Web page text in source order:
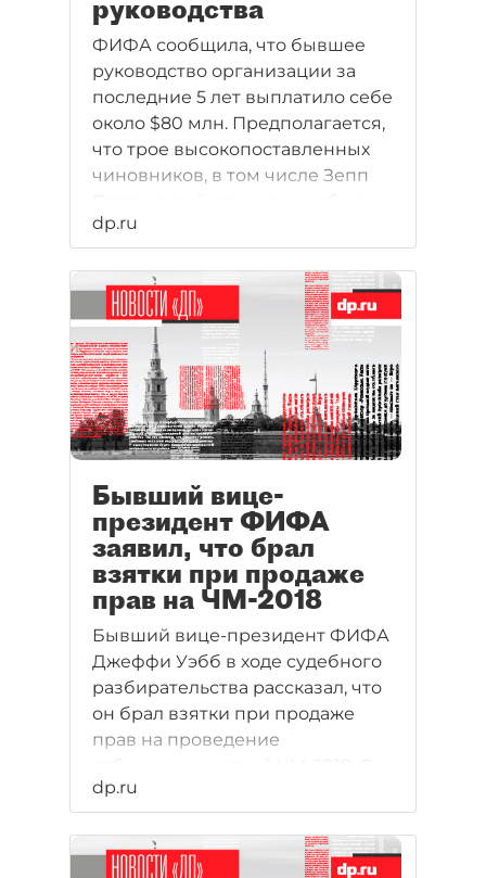
руководства
ФИФА сообщила, что бывшее
руководство организации за
последние 5 лет выплатило себе
около $80 млн. Предполагается,
что трое высокопоставленных
чиновников, в том числе Зепп
dp.ru
Бывший вице-
президент ФИФА
заявил, что брал
взятки при продаже
прав на ЧМ-2018
Бывший вице-президент ФИФА
Джеффи Уэбб в ходе судебного
разбирательства рассказал, что
он брал взятки при продаже
прав на проведение
также признался в
вымогательстве и
мошенничестве.
dp.ru